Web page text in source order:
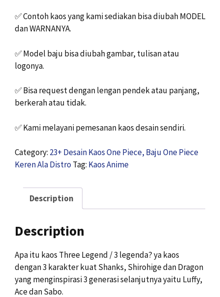
✅Contoh kaos yang kami sediakan bisa diubah MODEL
dan WARNANYA.
✅Model baju bisa diubah gambar, tulisan atau
logonya.
✅Bisa request dengan lengan pendek atau panjang,
berkerah atau tidak.
✅Kami melayani pemesanan kaos desain sendiri.
Category: 23+ Desain Kaos One Piece, Baju One Piece
Keren Ala Distro Tag: Kaos Anime
Description
Description
Apa itu kaos Three Legend / 3 legenda? ya kaos
dengan 3 karakter kuat Shanks, Shirohige dan Dragon
yang menginspirasi 3 generasi selanjutnya yaitu Luffy,
Ace dan Sabo.